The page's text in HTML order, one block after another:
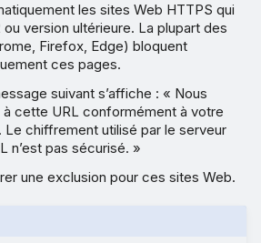
les sites Web HTTPS qui
ou version ultérieure. La plupart des
Firefox, Edge) bloquent
ces pages.
suivant s’affiche : « Nous
à cette URL conformément à votre
chiffrement utilisé par le serveur
n’est pas sécurisé. »
une exclusion pour ces sites Web.